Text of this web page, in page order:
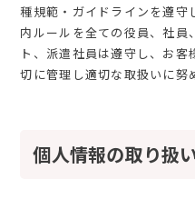
種規範・ガイドラインを遵守
内ルールを全ての役員、社員
ト、派遣社員は遵守し、お
切に管理し適切な取扱いに努
個人情報の取り扱